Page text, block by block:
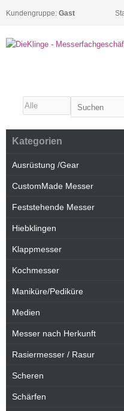
Kundengruppe: Gast
Kategorien
Ausrüstung /Gear
CustomMade Messer
Feststehende Messer
Hiebklingen
Klappmesser
Kochmesser
Maniküre/Pediküre
Medien
Messer nach Herkunft
Rasiermesser / Rasur
Scheren
Schärfen